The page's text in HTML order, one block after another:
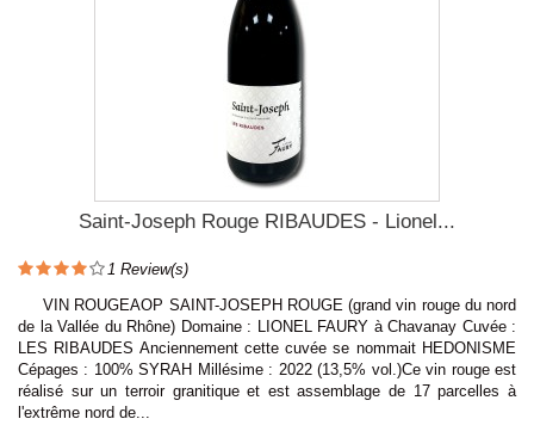
Saint-Joseph Rouge RIBAUDES - Lionel...
1 Review(s)
VIN ROUGEAOP SAINT-JOSEPH ROUGE (grand vin rouge du nord
de la Vallée du Rhône) Domaine : LIONEL FAURY à Chavanay Cuvée :
LES RIBAUDES Anciennement cette cuvée se nommait HEDONISME
Cépages : 100% SYRAH Millésime : 2022 (13,5% vol.)Ce vin rouge est
réalisé sur un terroir granitique et est assemblage de 17 parcelles à
l'extrême nord de...